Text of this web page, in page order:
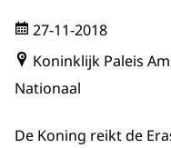
27-11-2018
Koninklijk Paleis
Nationaal
De Koning reikt de